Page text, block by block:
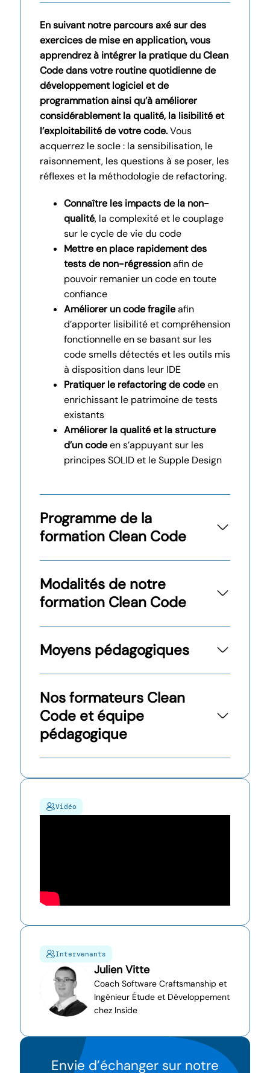
En suivant notre parcours axé sur des
exercices de mise en application, vous
apprendrez à intégrer la pratique du Clean
Code dans votre routine quotidienne de
développement logiciel et de
programmation ainsi qu’à améliorer
considérablement la qualité, la lisibilité et
l’exploitabilité de votre code.Vous
acquerrez le socle : la sensibilisation, le
raisonnement, les questions à se poser, les
réflexes et la méthodologie de refactoring.
Connaître les impacts de la non-
qualité, la complexité et le couplage
sur le cycle de vie du code
Mettre en place rapidement des
tests de non-régressionafin de
pouvoir remanier un code en toute
confiance
Améliorer un code fragileafin
d’apporter lisibilité et compréhension
fonctionnelle en se basant sur les
code smells détectés et les outils mis
à disposition dans leur IDE
Pratiquer le refactoring de codeen
enrichissant le patrimoine de tests
existants
Améliorer la qualité et la structure
d’un codeen s’appuyant sur les
principes SOLID et le Supple Design
Programme de la
formation Clean Code
Modalités de notre
formation Clean Code
Moyens pédagogiques
Nos formateurs Clean
Code et équipe
pédagogique
Envie d’échanger sur notre
Intervenants
Julien Vitte
Coach Software Craftsmanship et
Ingénieur Étude et Développement
chez Inside
Vidéo